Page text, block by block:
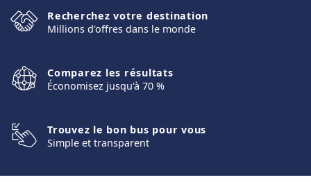
Recherchez votre destination
Millions d'offres dans le monde
Comparez les résultats
Économisez jusqu'à 70 %
Trouvez le bon bus pour vous
Simple et transparent